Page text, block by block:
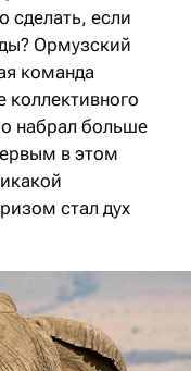
сделать, если
Ормузский
команда
коллективного
набрал больше
в этом
стал дух